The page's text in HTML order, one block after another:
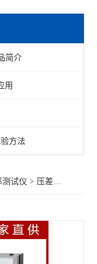
简介
用
方法
测试仪 > 压差法透气仪